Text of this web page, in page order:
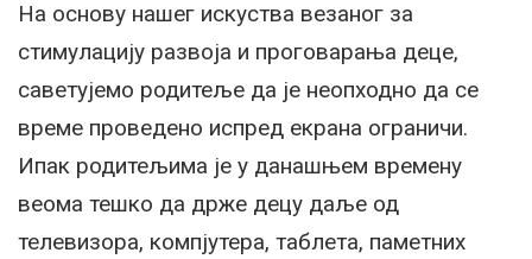
На основу нашег искуства везаног за
стимулацију развоја и проговарања деце,
саветујемо родитеље да је неопходно да се
време проведено испред екрана ограничи.
Ипак родитељима је у данашњем времену
веома тешко да држе децу даље од
телевизора, компјутера, таблета, паметних